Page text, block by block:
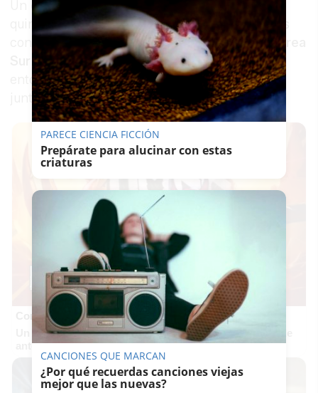
centro comercialaterrizó en Jerez hace
quince años para revolucionar los hábitos de los
consumidores. Una especie de OVNI llamado Área
Surbajó del cielo con una propuesta, hasta
entonces desconocida en la ciudad, y se posó
junto a la carretera.
Corepunk MMORPG
Un verdadero MMORPG de la vieja escuela ¡Cómo los de
antes, pero mejor!
PARECE CIENCIA FICCIÓN
Prepárate para alucinar con estas
criaturas
CANCIONES QUE MARCAN
¿Por qué recuerdas canciones viejas
mejor que las nuevas?